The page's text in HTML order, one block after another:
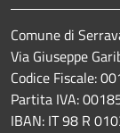
Comune di
Via Giuseppe
Codice Fiscale:
Partita IVA:
IBAN: IT 98 R